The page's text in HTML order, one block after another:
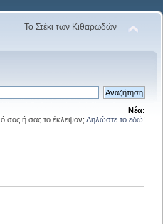
Το Στέκι των Κιθαρωδών
Νέα:
σας ή σας το έκλεψαν; Δηλώστε το εδώ!